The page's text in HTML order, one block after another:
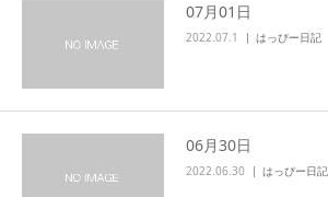
07月01日
2022.07.1 はっぴー日記
06月30日
2022.06.30 はっぴー日記